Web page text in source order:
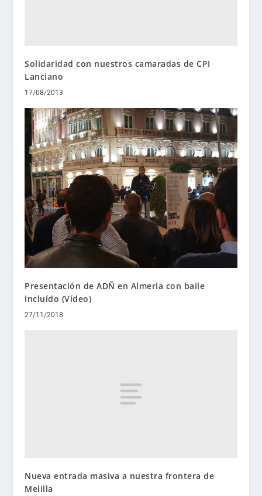
Solidaridad con nuestros camaradas de CPI
Lanciano
17/08/2013
Presentación de ADÑ en Almería con baile
incluído (Vídeo)
27/11/2018
Nueva entrada masiva a nuestra frontera de
Melilla